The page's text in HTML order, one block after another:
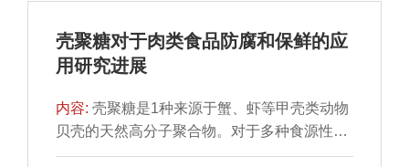
壳聚糖对于肉类食品防腐和保鲜的应
用研究进展
内容:壳聚糖是1种来源于蟹、虾等甲壳类动物
贝壳的天然高分子聚合物。对于多种食源性丝
状真菌、酵母、细 菌等具有广谱抗性，并且具